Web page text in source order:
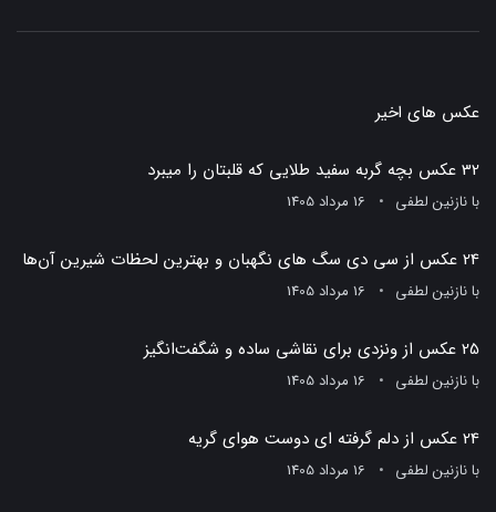
عکس های اخیر
32 عکس بچه گربه سفید طلایی که قلبتان را میبرد
بانازنین لطفی 16 مرداد 1405
24 عکس از سی دی سگ های نگهبان و بهترین لحظات شیرین آن‌ها
بانازنین لطفی 16 مرداد 1405
25 عکس از ونزدی برای نقاشی ساده و شگفت‌انگیز
بانازنین لطفی 16 مرداد 1405
24 عکس از دلم گرفته ای دوست هوای گریه
بانازنین لطفی 16 مرداد 1405